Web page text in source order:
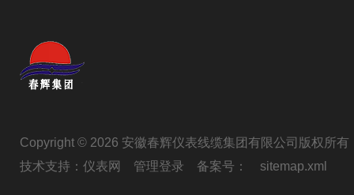
Copyright © 2026 安徽春辉仪表线缆集团有限公司版权所有
技术支持： 仪表网 管理登录 备案号： sitemap.xml